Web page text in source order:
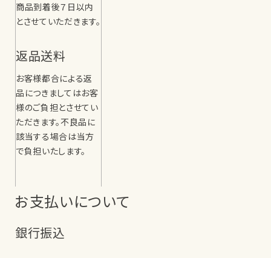
商品到着後７日以内
とさせていただきます。
返品送料
お客様都合による返
品につきましてはお客
様のご負担とさせてい
ただきます。不良品に
該当する場合は当方
で負担いたします。
お支払いについて
銀行振込